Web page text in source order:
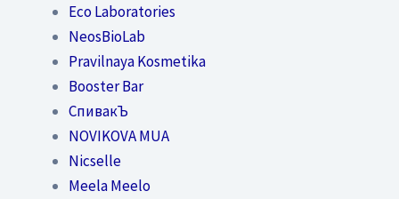
Eco Laboratories
NeosBioLab
Pravilnaya Kosmetika
Booster Bar
СпивакЪ
NOVIKOVA MUA
Nicselle
Meela Meelo